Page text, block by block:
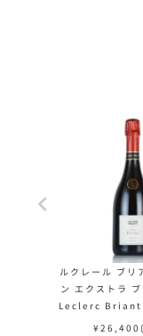
ルクレール ブリ
ン エクストラ
Leclerc Briant
ra Brut フラン
¥26,400